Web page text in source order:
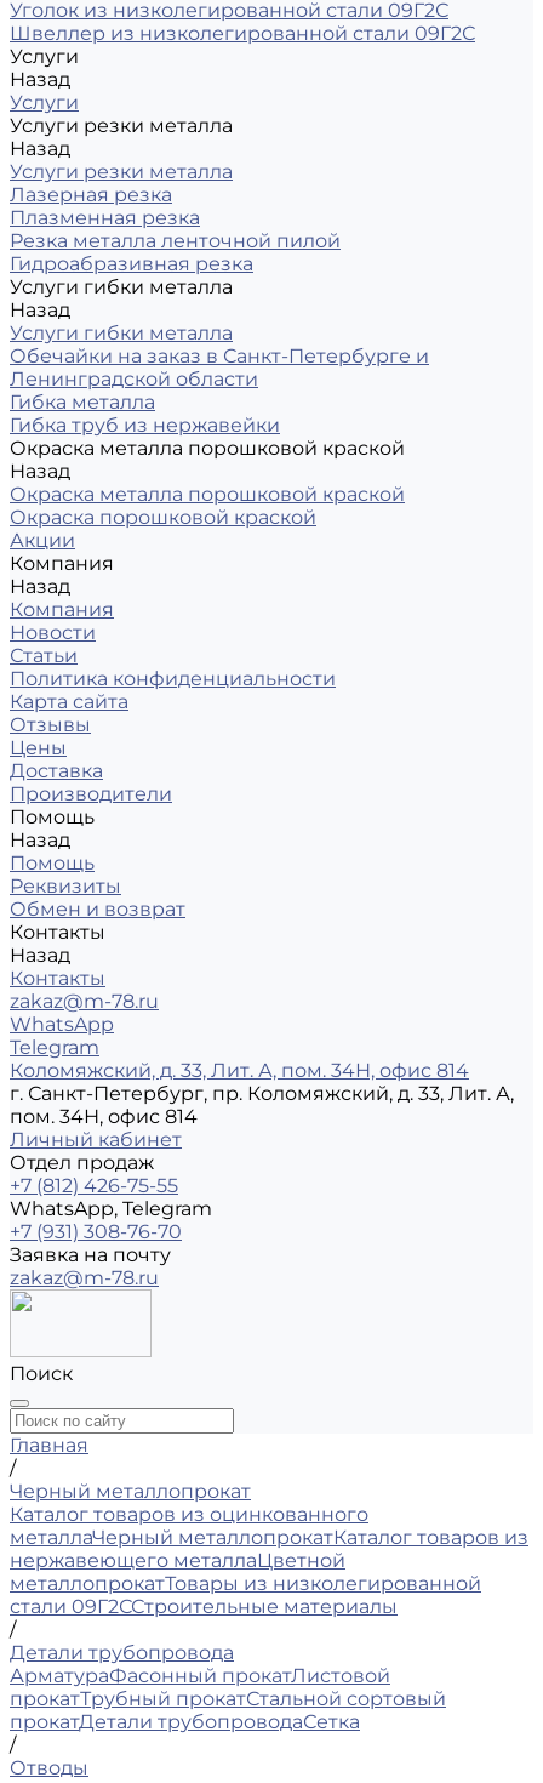
Уголок из низколегированной стали 09Г2С
Швеллер из низколегированной стали 09Г2С
Услуги
Назад
Услуги
Услуги резки металла
Назад
Услуги резки металла
Лазерная резка
Плазменная резка
Резка металла ленточной пилой
Гидроабразивная резка
Услуги гибки металла
Назад
Услуги гибки металла
Обечайки на заказ в Санкт-Петербурге и
Ленинградской области
Гибка металла
Гибка труб из нержавейки
Окраска металла порошковой краской
Назад
Окраска металла порошковой краской
Окраска порошковой краской
Акции
Компания
Назад
Компания
Новости
Статьи
Политика конфиденциальности
Карта сайта
Отзывы
Цены
Доставка
Производители
Помощь
Назад
Помощь
Реквизиты
Обмен и возврат
Контакты
Назад
Контакты
zakaz@m-78.ru
WhatsApp
Telegram
Коломяжский, д. 33, Лит. А, пом. 34Н, офис 814
г. Санкт-Петербург, пр. Коломяжский, д. 33, Лит. А,
пом. 34Н, офис 814
Личный кабинет
Отдел продаж
+7 (812) 426-75-55
WhatsApp, Telegram
+7 (931) 308-76-70
Заявка на почту
zakaz@m-78.ru
Поиск
Главная
/
Черный металлопрокат
Каталог товаров из оцинкованного
металлаЧерный металлопрокатКаталог товаров из
нержавеющего металлаЦветной
металлопрокатТовары из низколегированной
стали 09Г2ССтроительные материалы
/
Детали трубопровода
АрматураФасонный прокатЛистовой
прокатТрубный прокатСтальной сортовый
прокатДетали трубопроводаСетка
/
Отводы